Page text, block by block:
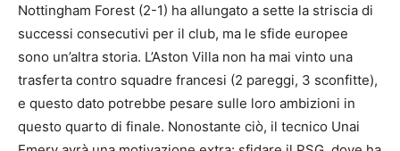
Nottingham Forest (2-1) ha allungato a sette la striscia di
successi consecutivi per il club, ma le sfide europee
sono un’altra storia. L’Aston Villa non ha mai vinto una
trasferta contro squadre francesi (2 pareggi, 3 sconfitte),
e questo dato potrebbe pesare sulle loro ambizioni in
questo quarto di finale. Nonostante ciò, il tecnico Unai